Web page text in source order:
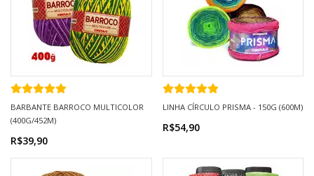
BARBANTE BARROCO MULTICOLOR
(400G/452M)
R$39,90
LINHA CÍRCULO PRISMA - 150G (600M)
R$54,90